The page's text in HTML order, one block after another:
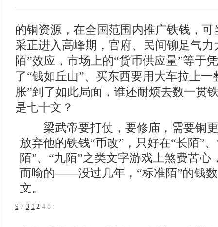
的铜资源，在全国范围内推广铁钱，
采正进入高峰期，官府、民间铆足气力
陌”效应，市场上的“货币供应量”等于
了“钱如丘山”、买东西要用大车拉上一
胀”到了如此局面，谁还耐烦去数一贯
是七十文？
梁武帝要打仗，要修庙，需要铜更
放弃他的铁钱“币改”，只好在“长陌”
陌”、“九陌”之类文字游戏上煞费苦心
而喻的——没过几年，“标准陌”的钱
文。
9 7 3 1 2 4 8 :